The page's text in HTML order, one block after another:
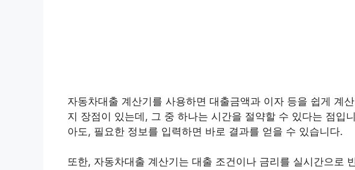
자동차대출 계산기를 사용하면 대출금액과 이자 등을 쉽게 계
지 장점이 있는데, 그 중 하나는 시간을 절약할 수 있다는 점입
아도, 필요한 정보를 입력하면 바로 결과를 얻을 수 있습니다.
또한, 자동차대출 계산기는 대출 조건이나 금리를 실시간으로